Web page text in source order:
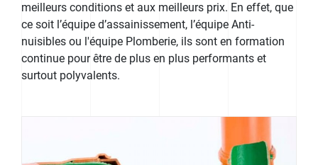
meilleurs conditions et aux meilleurs prix. En effet, que
ce soit l’équipe d’assainissement, l’équipe Anti-
nuisibles ou l'équipe Plomberie, ils sont en formation
continue pour être de plus en plus performants et
surtout polyvalents.